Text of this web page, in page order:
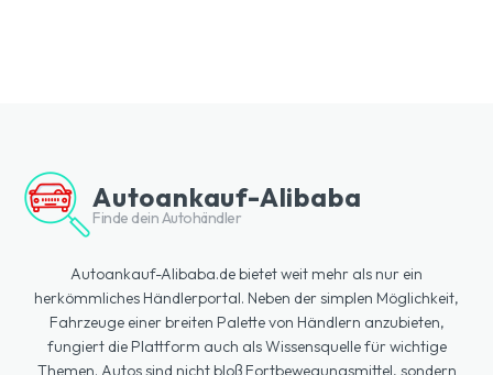
Autoankauf-Alibaba
Finde dein Autohändler
Autoankauf-Alibaba.de bietet weit mehr als nur ein
herkömmliches Händlerportal. Neben der simplen Möglichkeit,
Fahrzeuge einer breiten Palette von Händlern anzubieten,
fungiert die Plattform auch als Wissensquelle für wichtige
Themen. Autos sind nicht bloß Fortbewegungsmittel, sondern